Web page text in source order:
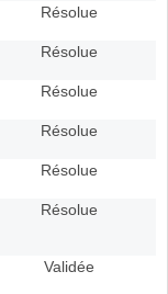
Résolue
Résolue
Résolue
Résolue
Résolue
Résolue
Validée